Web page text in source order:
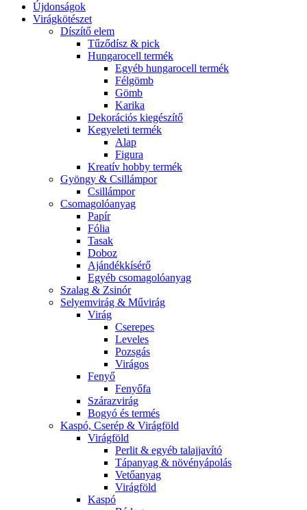
Újdonságok
Virágkötészet
Díszítő elem
Tűződísz & pick
Hungarocell termék
Egyéb hungarocell termék
Félgömb
Gömb
Karika
Dekorációs kiegészítő
Kegyeleti termék
Alap
Figura
Kreatív hobby termék
Gyöngy & Csillámpor
Csillámpor
Csomagolóanyag
Papír
Fólia
Tasak
Doboz
Ajándékkísérő
Egyéb csomagolóanyag
Szalag & Zsinór
Selyemvirág & Művirág
Virág
Cserepes
Leveles
Pozsgás
Virágos
Fenyő
Fenyőfa
Szárazvirág
Bogyó és termés
Kaspó, Cserép & Virágföld
Virágföld
Perlit & egyéb talajjavító
Tápanyag & növényápolás
Vetőanyag
Virágföld
Kaspó